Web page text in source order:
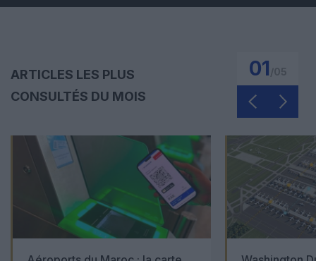
ARTICLES LES PLUS
CONSULTÉS DU MOIS
01